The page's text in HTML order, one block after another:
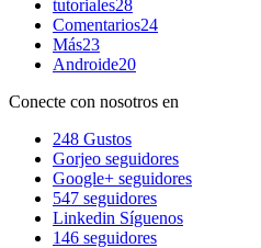
tutoriales28
Comentarios24
Más23
Androide20
Conecte con nosotros en
248 Gustos
Gorjeo seguidores
Google+ seguidores
547 seguidores
Linkedin Síguenos
146 seguidores